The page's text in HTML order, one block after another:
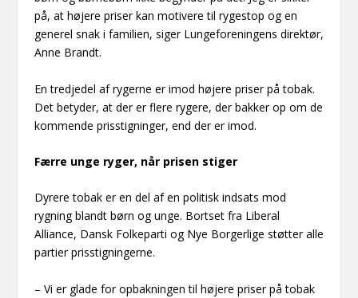
på, at højere priser kan motivere til rygestop og en
generel snak i familien, siger Lungeforeningens direktør,
Anne Brandt.
En tredjedel af rygerne er imod højere priser på tobak.
Det betyder, at der er flere rygere, der bakker op om de
kommende prisstigninger, end der er imod.
Færre unge ryger, når prisen stiger
Dyrere tobak er en del af en politisk indsats mod
rygning blandt børn og unge. Bortset fra Liberal
Alliance, Dansk Folkeparti og Nye Borgerlige støtter alle
partier prisstigningerne.
– Vi er glade for opbakningen til højere priser på tobak